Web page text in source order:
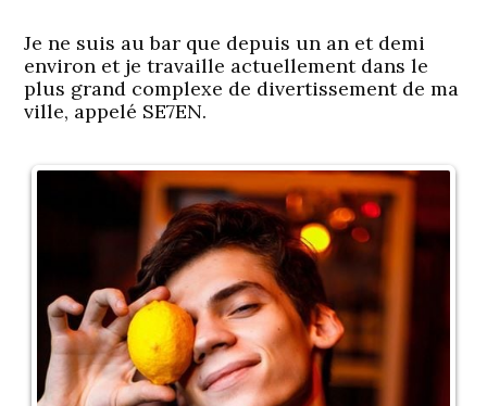
Je ne suis au bar que depuis un an et demi
environ et je travaille actuellement dans le
plus grand complexe de divertissement de ma
ville, appelé SE7EN.